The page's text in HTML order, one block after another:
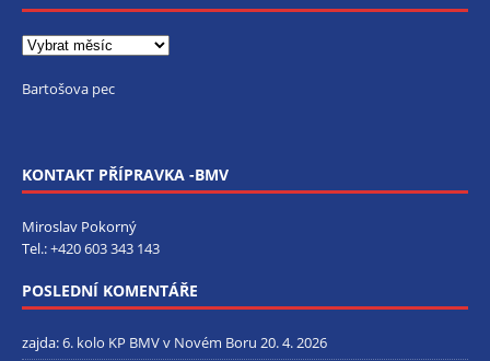
Bartošova pec
KONTAKT PŘÍPRAVKA -BMV
Miroslav Pokorný
Tel.:+420 603 343 143
POSLEDNÍ KOMENTÁŘE
zajda:6. kolo KP BMV v Novém Boru 20. 4. 2026